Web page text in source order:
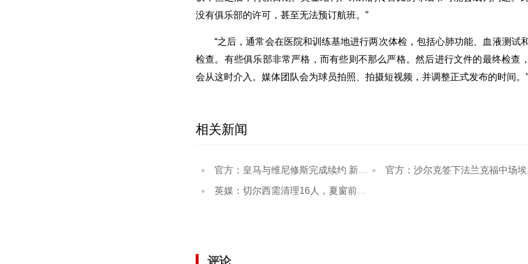
没有俱乐部的许可，甚至无法预订航班。”
“之后，通常会在医院和训练基地进行两次体检，包括心肺功能、血液测试
检查。有些俱乐部非常严格，而有些则不那么严格。然后进行文件的最终检查
会从这时介入。媒体团队会为球员拍照、拍摄短视频，并调整正式发布的时间。”
相关新闻
官方：皇马与维尼修斯完成续约 新合同至2032年 官方：沙尔克签下法兰克福中场埃宾贝；据悉转会费100万欧
英媒：切尔西需清理16人，夏窗前把阵容压缩至25人
评论